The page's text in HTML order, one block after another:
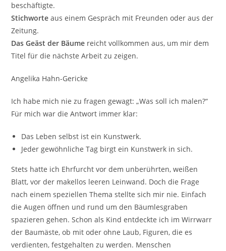
beschäftigte.
Stichworte aus einem Gespräch mit Freunden oder aus der
Zeitung.
Das Geäst der Bäume reicht vollkommen aus, um mir dem
Titel für die nächste Arbeit zu zeigen.
Angelika Hahn-Gericke
Ich habe mich nie zu fragen gewagt: „Was soll ich malen?“
Für mich war die Antwort immer klar:
Das Leben selbst ist ein Kunstwerk.
Jeder gewöhnliche Tag birgt ein Kunstwerk in sich.
Stets hatte ich Ehrfurcht vor dem unberührten, weißen
Blatt, vor der makellos leeren Leinwand. Doch die Frage
nach einem speziellen Thema stellte sich mir nie. Einfach
die Augen öffnen und rund um den Bäumlesgraben
spazieren gehen. Schon als Kind entdeckte ich im Wirrwarr
der Baumäste, ob mit oder ohne Laub, Figuren, die es
verdienten, festgehalten zu werden. Menschen